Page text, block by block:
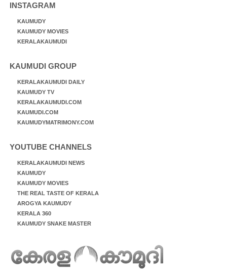
INSTAGRAM
KAUMUDY
KAUMUDY MOVIES
KERALAKAUMUDI
KAUMUDI GROUP
KERALAKAUMUDI DAILY
KAUMUDY TV
KERALAKAUMUDI.COM
KAUMUDI.COM
KAUMUDYMATRIMONY.COM
YOUTUBE CHANNELS
KERALAKAUMUDI NEWS
KAUMUDY
KAUMUDY MOVIES
THE REAL TASTE OF KERALA
AROGYA KAUMUDY
KERALA 360
KAUMUDY SNAKE MASTER